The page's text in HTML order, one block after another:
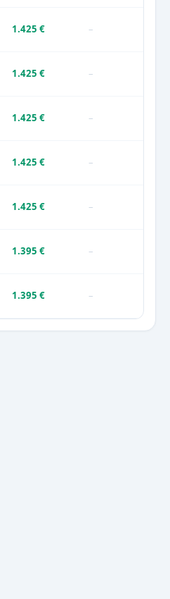
1.425 € –
1.425 € –
1.425 € –
1.425 € –
1.425 € –
1.395 € –
1.395 € –